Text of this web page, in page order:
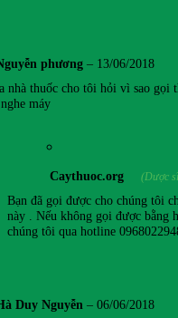
phương – 13/06/2018
nhà thuốc cho tôi hỏi vì sao gọi
máy
Caythuoc.org (Dược
Bạn đã gọi được cho chúng tôi
này . Nếu không gọi được bằng
chúng tôi qua hotline
Duy Nguyễn – 06/06/2018